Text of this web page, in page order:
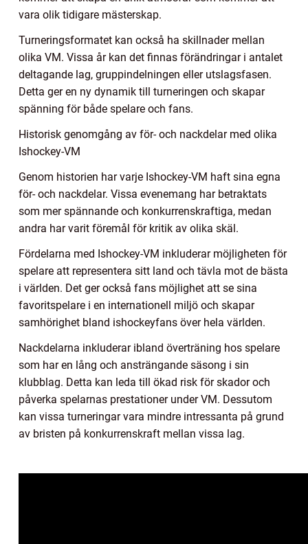
vara olik tidigare mästerskap.
Turneringsformatet kan också ha skillnader mellan
olika VM. Vissa år kan det finnas förändringar i antalet
deltagande lag, gruppindelningen eller utslagsfasen.
Detta ger en ny dynamik till turneringen och skapar
spänning för både spelare och fans.
Historisk genomgång av för- och nackdelar med olika
Ishockey-VM
Genom historien har varje Ishockey-VM haft sina egna
för- och nackdelar. Vissa evenemang har betraktats
som mer spännande och konkurrenskraftiga, medan
andra har varit föremål för kritik av olika skäl.
Fördelarna med Ishockey-VM inkluderar möjligheten för
spelare att representera sitt land och tävla mot de bästa
i världen. Det ger också fans möjlighet att se sina
favoritspelare i en internationell miljö och skapar
samhörighet bland ishockeyfans över hela världen.
Nackdelarna inkluderar ibland överträning hos spelare
som har en lång och ansträngande säsong i sin
klubblag. Detta kan leda till ökad risk för skador och
påverka spelarnas prestationer under VM. Dessutom
kan vissa turneringar vara mindre intressanta på grund
av bristen på konkurrenskraft mellan vissa lag.